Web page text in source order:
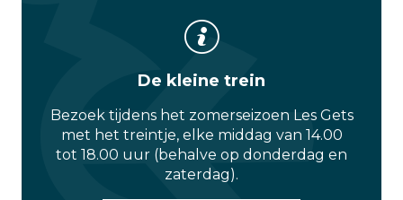
De kleine trein
Bezoek tijdens het zomerseizoen Les Gets
met het treintje, elke middag van 14.00
tot 18.00 uur (behalve op donderdag en
zaterdag).